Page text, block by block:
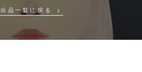
出品一覧に戻る